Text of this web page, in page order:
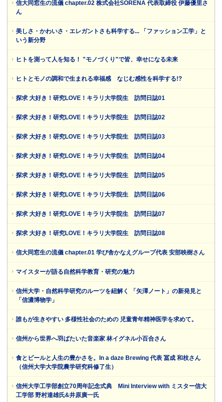
信大同窓生の流儀 chapter.02 株式会社SORENA 代表取締役 伊藤優里さ
ん
美しさ・かわいさ・エレガントさも科学する... 「ファッション工学」と
いう新分野
ヒトを測って人を知る！ "モノづくり"で皆、幸せになる未来
ヒトとモノの調和で生まれる幸福感 なじむ感性を科学する!?
探求 大好き！研究LOVE！キラリ大学院生 訪問日誌01
探求 大好き！研究LOVE！キラリ大学院生 訪問日誌02
探求 大好き！研究LOVE！キラリ大学院生 訪問日誌03
探求 大好き！研究LOVE！キラリ大学院生 訪問日誌04
探求 大好き！研究LOVE！キラリ大学院生 訪問日誌05
探求 大好き！研究LOVE！キラリ大学院生 訪問日誌06
探求 大好き！研究LOVE！キラリ大学院生 訪問日誌07
探求 大好き！研究LOVE！キラリ大学院生 訪問日誌08
信大同窓生の流儀 chapter.01 学び舎かなえグループ代表 安部映樹さん
マイスターが語る自然科学教育・研究の魅力
信州大学・自然科学研究のルーツを紐解く 「矢澤ノート」の新発見と
「信濃博物学」
誰もが生きやすい 多様性社会のための 児童青年精神医学を求めて。
信州から世界へ羽ばたいた音楽家 林イグネル小百合さん
食とビールと人生の豊かさを。In a daze Brewing 代表 冨成 和枝さん
（信州大学大学院農学研究科修了生）
信州大学工学部創立70周年記念式典 Mini Interview with ミスター信大
工学部 野村達雄氏&井原廣一氏